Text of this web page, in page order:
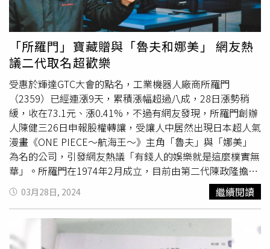
格養成，甚至將它應用在戲劇表演工作裡，他說：「我經常
思考角色面臨的選擇及代價是什麼，即使是在暗場，沒有被
拍出來，這樣的思考也促使我能豐富角色的血肉。」而他在
八大電視最新原創戲劇《妳是我的姊妹》中的角色特質，覺
得與《航海王》中的人物香吉士有些許對應！此外，徐鈞浩
也透露，在這次新戲中他飾演女主角的學長，比起過往參與
的作品，其實是個令人心疼的角色！《航海王》24日(週
一) 起，每週一至五晚間7點半在八大綜合台播出。
「所羅門」寶藏贈與「魯夫和娜美」 網友熱
議二代取名超歡樂
受惠於輝達GTC大會的點名，工業機器人廠商所羅門
（2359）已經連漲9天，累積漲幅超過八成，28日漲勢稍
緩，收在73.1元、漲0.41%，不過有網友發現，所羅門創辦
人陳健三26日申報股權轉讓，受讓人中居然出現日本超人氣
漫畫《ONE PIECE～航海王～》主角「魯夫」與「娜美」
為名的公司，引發網友熱議「有錢人的娛樂就是這麼樸實無
華」。所羅門在1974年2月成立，目前由第二代陳政隆擔任
董事長。而所羅門近期公布一筆股權轉讓申報，是由所羅門
創辦人陳健三所申報，將572張所羅門股票贈與3位受讓
人，其中300張贈與給娜美投資股份有限公司，另200張贈
與魯夫投資股份有限公司。由於娜美和魯夫都是《ONE
PIECE～航海王～》的角色，讓網友大笑「好中二」、「為
03月28日, 2024 繼續閱讀